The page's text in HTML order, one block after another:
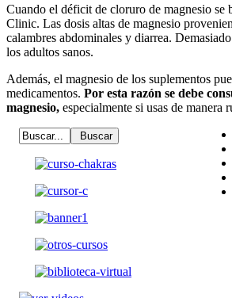
Cuando el déficit de cloruro de magnesio se
Clinic. Las dosis altas de magnesio
calambres abdominales y diarrea.
los adultos sanos.
Además, el magnesio de los suplementos
medicamentos. Por esta razón se debe
magnesio, especialmente si usas de manera